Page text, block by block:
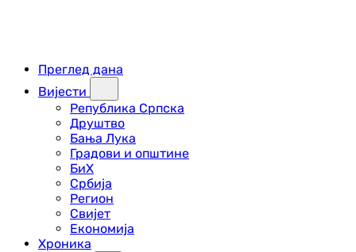
Преглед дана
Вијести
Република Српска
Друштво
Бања Лука
Градови и општине
БиХ
Србија
Регион
Свијет
Економија
Хроника